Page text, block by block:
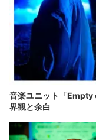
音楽ユニット「
界観と余白